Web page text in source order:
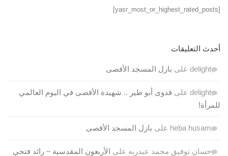
[yasr_most_or_highest_rated_posts]
أحدث التعليقات
delight على بازل المسجد الأقصى
delight على فدوى أبو طير .. شهيدة الأقصى في اليوم العالمي
للمرأة!
heba husam على بازل المسجد الأقصى
حسان توفيق محمد عبدربه على الأربعون المقدسية – رائد فتحي